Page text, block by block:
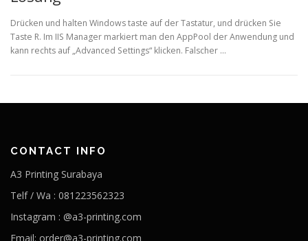
Drücken und halten Windows taste auf der Tastatur, und drücken Sie
Taste R. Im IIS Manager markiert man den AppPool der Anwendung und
kann rechts auf „Advanced Settings“ klicken. Falscher …
CONTACT INFO
A3 Printing Surabaya
Telf / Wa : 081223562323
Instagram : @a3-printing.com
Email: order@a3-printing.com